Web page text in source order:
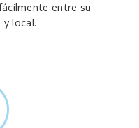
entre su
local.